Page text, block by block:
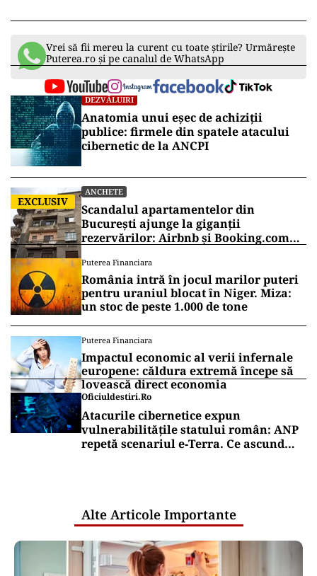
Vrei să fii mereu la curent cu toate știrile? Urmărește
Puterea.ro și pe canalul de WhatsApp
DEZVĂLUIRI
Anatomia unui eșec de achiziții
publice: firmele din spatele atacului
cibernetic de la ANCPI
EXCLUSIV
ANCHETE
Scandalul apartamentelor din
București ajunge la giganții
rezervărilor: Airbnb și Booking.com
Puterea Financiara
România intră în jocul marilor puteri
pentru uraniul blocat în Niger. Miza:
un stoc de peste 1.000 de tone
Puterea Financiara
Impactul economic al verii infernale
europene: căldura extremă începe să
lovească direct economia
Oficiuldestiri.ro
Atacurile cibernetice expun
vulnerabilitățile statului român: ANP
repetă scenariul e‑Terra. Ce ascund
Alte Articole Importante